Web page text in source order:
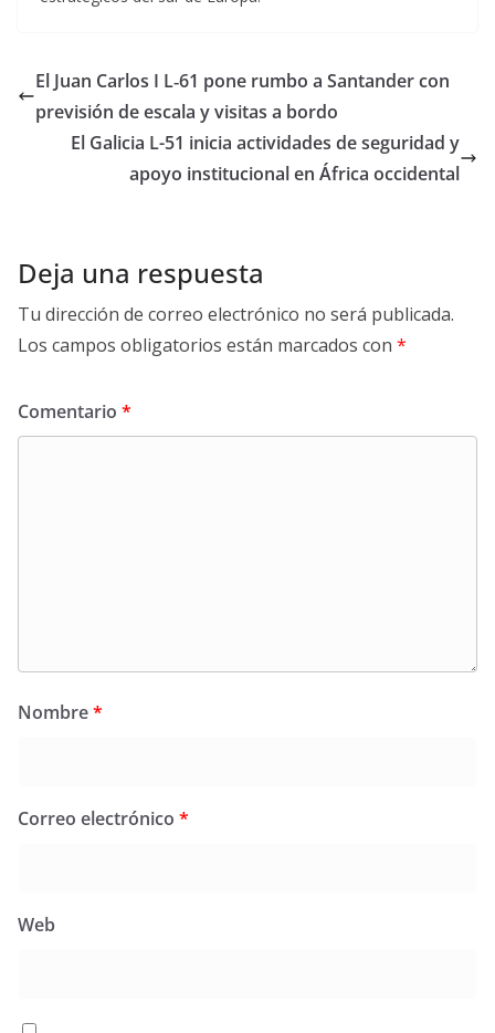
El Juan Carlos I L‑61 pone rumbo a Santander con
previsión de escala y visitas a bordo
El Galicia L-51 inicia actividades de seguridad y
apoyo institucional en África occidental
Deja una respuesta
Tu dirección de correo electrónico no será publicada.
Los campos obligatorios están marcados con *
Comentario *
Nombre*
Correo electrónico *
Web